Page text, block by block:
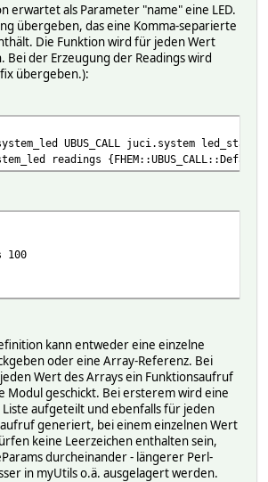
<username>
is established, the module
name (path) of the n'th module in
name of the m'th function
type of the
erwartet als Parameter "name" eine LED.
übergeben, das eine Komma-separierte
Die Funktion wird für jeden Wert
Bei der Erzeugung der Readings wird
übergeben.):
UBUS_CALL juci.system
readings
100
kann entweder eine einzelne
oder eine Array-Referenz. Bei
Wert des Arrays ein Funktionsaufruf
Modul geschickt. Bei ersterem wird eine
aufgeteilt und ebenfalls für jeden
generiert, bei einem einzelnen Wert
keine Leerzeichen enthalten sein,
durcheinander - längerer Perl-
in myUtils o.ä. ausgelagert werden.